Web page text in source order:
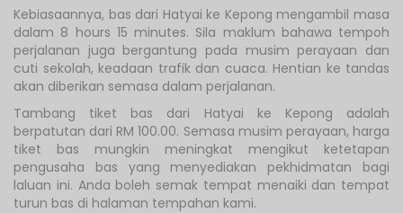
Kebiasaannya, bas dari Hatyai ke Kepong mengambil masa
dalam 8 hours 15 minutes. Sila maklum bahawa tempoh
perjalanan juga bergantung pada musim perayaan dan
cuti sekolah, keadaan trafik dan cuaca. Hentian ke tandas
akan diberikan semasa dalam perjalanan.
Tambang tiket bas dari Hatyai ke Kepong adalah
berpatutan dari RM 100.00. Semasa musim perayaan, harga
tiket bas mungkin meningkat mengikut ketetapan
pengusaha bas yang menyediakan pekhidmatan bagi
laluan ini. Anda boleh semak tempat menaiki dan tempat
turun bas di halaman tempahan kami.